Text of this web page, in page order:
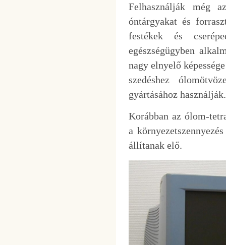
Felhasználják még
óntárgyakat és
festékek és
egészségügyben
nagy elnyelő
szedéshez
gyártásához használják.
Korábban az ólom-
a
állítanak elő.